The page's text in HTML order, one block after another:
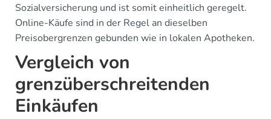
Sozialversicherung und ist somit einheitlich geregelt.
Online-Käufe sind in der Regel an dieselben
Preisobergrenzen gebunden wie in lokalen Apotheken.
Vergleich von
grenzüberschreitenden
Einkäufen